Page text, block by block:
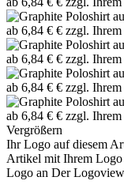
Vergrößern
Ihr Logo auf diesem
Artikel mit Ihrem Logo
Logo an Der